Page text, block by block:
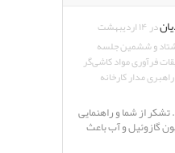
در ۱۴ اردیبهشت
و ششمین جلسه
فرآوری مواد کاشی‌گر
مدار کارخانه
تشکر از شما و راهنمایی
گازوئیل و آب باعث